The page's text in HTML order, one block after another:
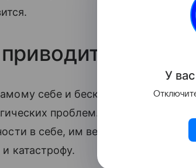
себе и бесконечное
проблем. Так,
в себе, им вечно кажется, что
катастрофу.
У